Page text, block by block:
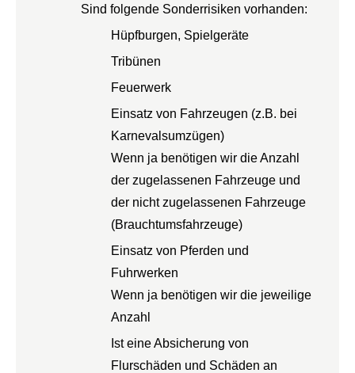
Sind folgende Sonderrisiken vorhanden:
Hüpfburgen, Spielgeräte
Tribünen
Feuerwerk
Einsatz von Fahrzeugen (z.B. bei
Karnevalsumzügen)
Wenn ja benötigen wir die Anzahl
der zugelassenen Fahrzeuge und
der nicht zugelassenen Fahrzeuge
(Brauchtumsfahrzeuge)
Einsatz von Pferden und
Fuhrwerken
Wenn ja benötigen wir die jeweilige
Anzahl
Ist eine Absicherung von
Flurschäden und Schäden an